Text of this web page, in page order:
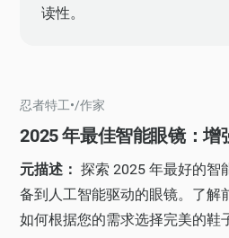
读性。
忍者特工•/作家
2025 年最佳智能眼镜：增
元描述： 探索 2025 年最好的智
备到人工智能驱动的眼镜。了解
如何根据您的需求选择完美的鞋